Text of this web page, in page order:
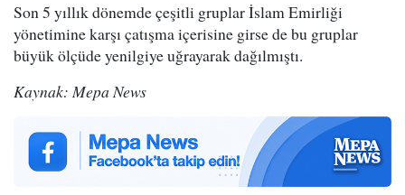
Son 5 yıllık dönemde çeşitli gruplar İslam Emirliği
yönetimine karşı çatışma içerisine girse de bu gruplar
büyük ölçüde yenilgiye uğrayarak dağılmıştı.
Kaynak: Mepa News